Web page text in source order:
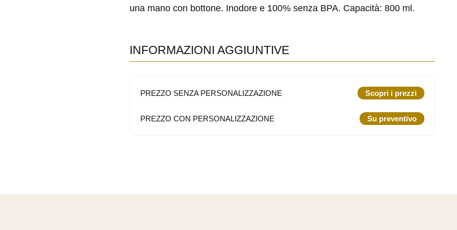
una mano con bottone. Inodore e 100% senza BPA. Capacità: 800 ml.
INFORMAZIONI AGGIUNTIVE
PREZZO SENZA PERSONALIZZAZIONE Scopri i prezzi
PREZZO CON PERSONALIZZAZIONE Su preventivo